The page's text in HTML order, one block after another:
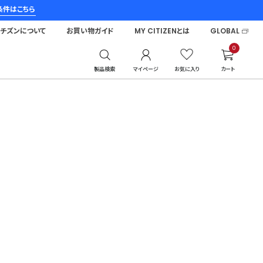
はこちら
製品検索 マイページ お気に入り
0
カート
ズンについて お買い物ガイド MY CITIZENとは GLOBAL